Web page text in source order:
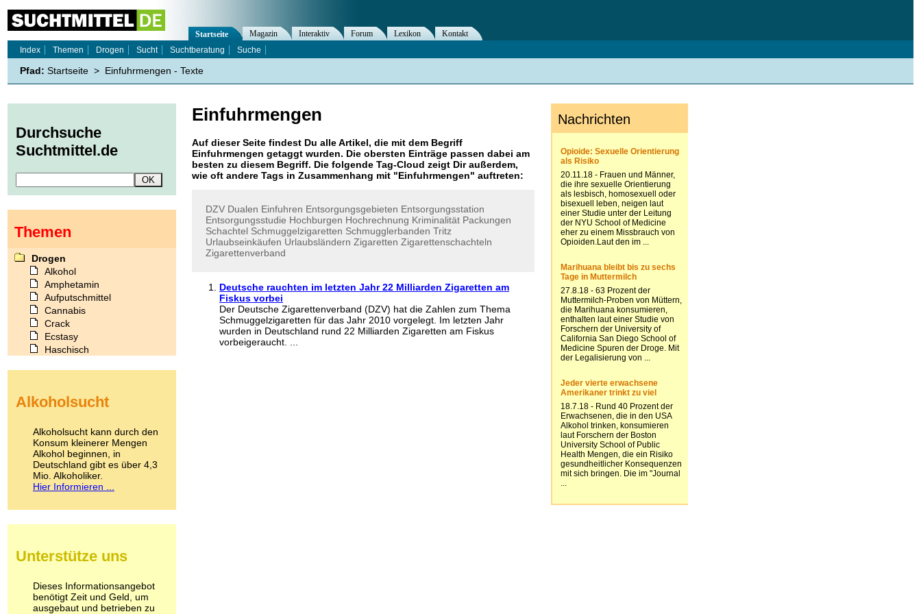
Einfuhrmengen
Auf dieser Seite findest Du alle Artikel, die mit dem Begriff
Einfuhrmengen getaggt wurden. Die obersten Einträge passen dabei am
besten zu diesem Begriff. Die folgende Tag-Cloud zeigt Dir außerdem,
wie oft andere Tags in Zusammenhang mit "Einfuhrmengen" auftreten:
DZV Dualen Einfuhren Entsorgungsgebieten Entsorgungsstation
Entsorgungsstudie Hochburgen Hochrechnung Kriminalität Packungen
Schachtel Schmuggelzigaretten Schmugglerbanden Tritz
Urlaubseinkäufen Urlaubsländern Zigaretten Zigarettenschachteln
Zigarettenverband
Deutsche rauchten im letzten Jahr 22 Milliarden Zigaretten am
Fiskus vorbei
Der Deutsche Zigarettenverband (DZV) hat die Zahlen zum Thema
Schmuggelzigaretten für das Jahr 2010 vorgelegt. Im letzten Jahr
wurden in Deutschland rund 22 Milliarden Zigaretten am Fiskus
vorbeigeraucht. ...
Startseite Magazin Interaktiv Forum Lexikon
Kontakt
Index
Themen Drogen Sucht Suchtberatung Suche
Pfad: Startseite > Einfuhrmengen - Texte
Durchsuche
Suchtmittel.de
Themen
Drogen
Alkohol
Amphetamin
Aufputschmittel
Cannabis
Crack
Ecstasy
Haschisch
Kokain
LSD
Marihuana
Medikamente
Meskalin
Metamphetamin
Methadon
Pilze
Psychopharmaka
Schlafmittel
Schmerzmittel
Alkoholsucht
Alkoholsucht kann durch den
Konsum kleinerer Mengen
Alkohol beginnen, in
Deutschland gibt es über 4,3
Mio. Alkoholiker.
Hier Informieren ...
Unterstütze uns
Dieses Informationsangebot
benötigt Zeit und Geld, um
ausgebaut und betrieben zu